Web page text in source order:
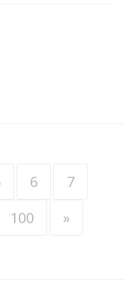
6
7
100 »